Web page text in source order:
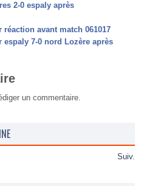
2-0 espaly après
avant match 061017
espaly 7-0 nord Lozère après
un commentaire.
Suiv.